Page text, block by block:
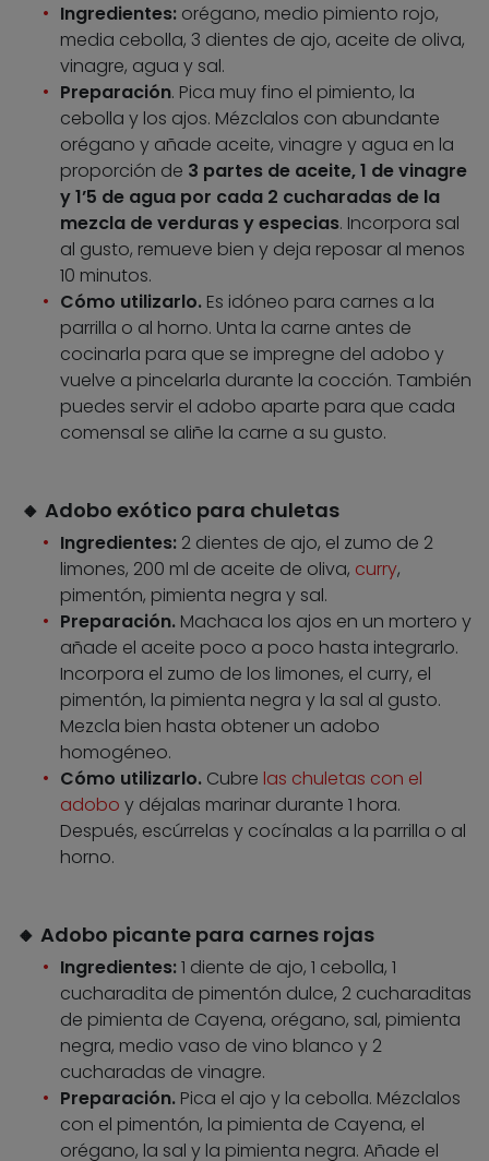
Ingredientes: orégano, medio pimiento rojo,
media cebolla, 3 dientes de ajo, aceite de oliva,
vinagre, agua y sal.
Preparación. Pica muy fino el pimiento, la
cebolla y los ajos. Mézclalos con abundante
orégano y añade aceite, vinagre y agua en la
proporción de 3 partes de aceite, 1 de vinagre
y 1’5 de agua por cada 2 cucharadas de la
mezcla de verduras y especias. Incorpora sal
al gusto, remueve bien y deja reposar al menos
10 minutos.
Cómo utilizarlo. Es idóneo para carnes a la
parrilla o al horno. Unta la carne antes de
cocinarla para que se impregne del adobo y
vuelve a pincelarla durante la cocción. También
puedes servir el adobo aparte para que cada
comensal se aliñe la carne a su gusto.
🔸 Adobo exótico para chuletas
Ingredientes: 2 dientes de ajo, el zumo de 2
limones, 200 ml de aceite de oliva, curry,
pimentón, pimienta negra y sal.
Preparación. Machaca los ajos en un mortero y
añade el aceite poco a poco hasta integrarlo.
Incorpora el zumo de los limones, el curry, el
pimentón, la pimienta negra y la sal al gusto.
Mezcla bien hasta obtener un adobo
homogéneo.
Cómo utilizarlo. Cubre las chuletas con el
adobo y déjalas marinar durante 1 hora.
Después, escúrrelas y cocínalas a la parrilla o al
horno.
🔸 Adobo picante para carnes rojas
Ingredientes:1 diente de ajo, 1 cebolla, 1
cucharadita de pimentón dulce, 2 cucharaditas
de pimienta de Cayena, orégano, sal, pimienta
negra, medio vaso de vino blanco y 2
cucharadas de vinagre.
Preparación. Pica el ajo y la cebolla. Mézclalos
con el pimentón, la pimienta de Cayena, el
orégano, la sal y la pimienta negra. Añade el